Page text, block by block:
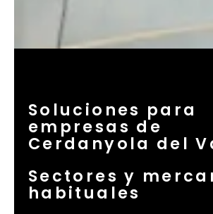
Soluciones para
empresas de
Cerdanyola del
Sectores y
habituales